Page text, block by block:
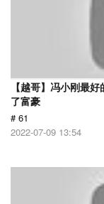
【越哥】冯小刚最
了富豪
# 61
2022-07-09 13:54